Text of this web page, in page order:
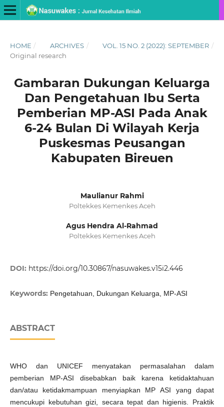
HOME / ARCHIVES / VOL. 15 NO. 2 (2022): SEPTEMBER /
Original research
Gambaran Dukungan Keluarga
Dan Pengetahuan Ibu Serta
Pemberian MP-ASI Pada Anak
6-24 Bulan Di Wilayah Kerja
Puskesmas Peusangan
Kabupaten Bireuen
Maulianur Rahmi
Poltekkes Kemenkes Aceh
Agus Hendra Al-Rahmad
Poltekkes Kemenkes Aceh
DOI: https://doi.org/10.30867/nasuwakes.v15i2.446
Keywords: Pengetahuan, Dukungan Keluarga, MP-ASI
ABSTRACT
WHO dan UNICEF menyatakan permasalahan dalam
pemberian MP-ASI disebabkan baik karena ketidaktahuan
dan/atau ketidakmampuan menyiapkan MP ASI yang dapat
mencukupi kebutuhan gizi, secara tepat dan higienis. Praktik